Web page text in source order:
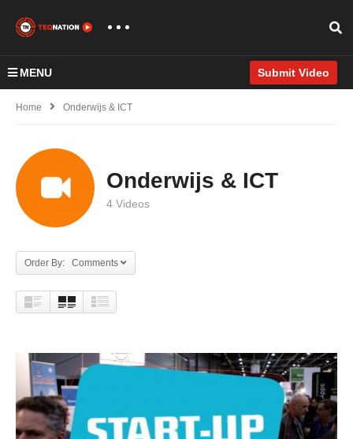
MENU Submit Video
Home Onderwijs & ICT
Onderwijs & ICT
4 Videos
Order By: Comments